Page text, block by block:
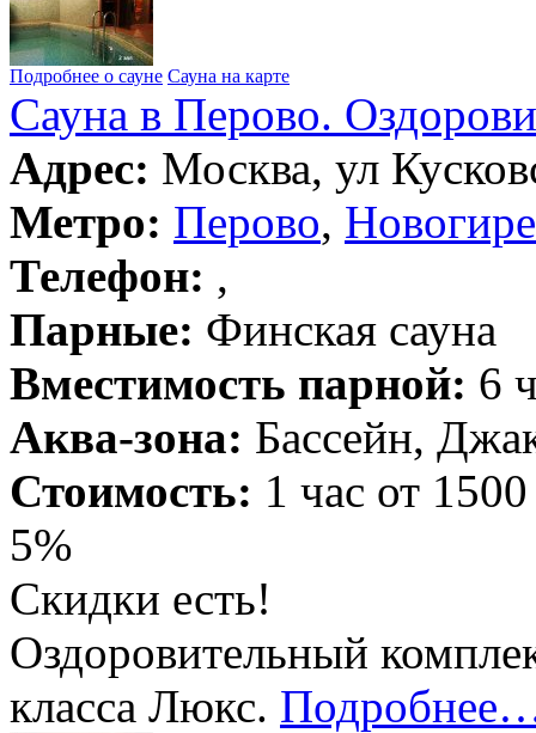
Подробнее о сауне Сауна на карте
Сауна в Перово.
Адрес: Москва, ул
Метро: Перово,
Телефон: ,
Парные: Финская сауна
Вместимость парной: 6
Аква-зона: Бассейн,
Стоимость: 1 час от
5%
Скидки есть!
Оздоровительный
класса Люкс.